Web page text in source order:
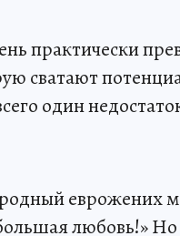
практически
сватают
один
еврожених
любовь!»